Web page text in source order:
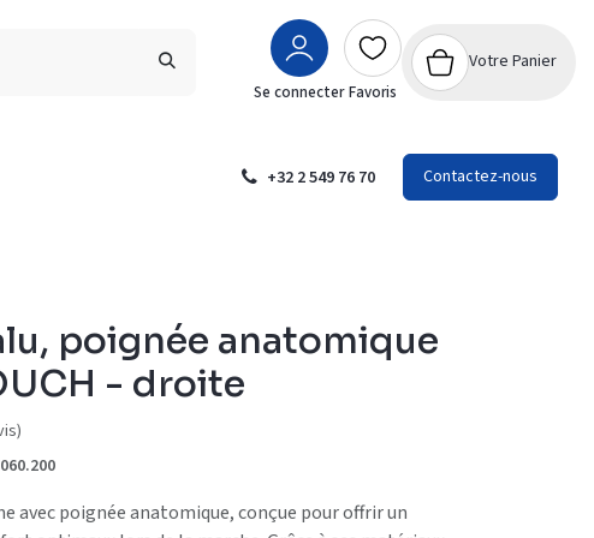
Se connecter Favoris
Votre Panier
+32 2 549 76 70 Contactez-nous
poignée anatomique
- droite
060.200
avec poignée anatomique, conçue pour offrir un